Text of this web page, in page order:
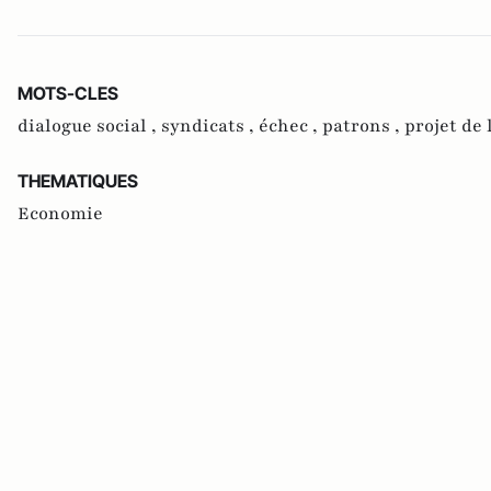
MOTS-CLES
dialogue social , syndicats , échec , patrons , projet de
THEMATIQUES
Economie